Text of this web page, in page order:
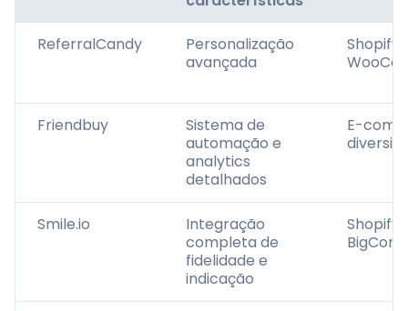
ReferralCandy
Personalização
avançada
Shopify,
Friendbuy
Sistema de
automação e
analytics
detalhados
E-
Smile.io
Integração
completa de
fidelidade e
indicação
Shopify,